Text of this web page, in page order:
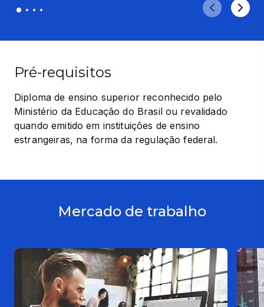
Pré-requisitos
Diploma de ensino superior reconhecido pelo
Ministério da Educação do Brasil ou revalidado
quando emitido em instituições de ensino
estrangeiras, na forma da regulação federal.
Mercado de trabalho